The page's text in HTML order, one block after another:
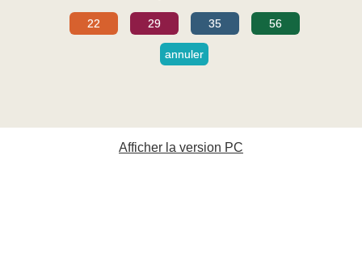
22 29 35 56
annuler
Afficher la version PC